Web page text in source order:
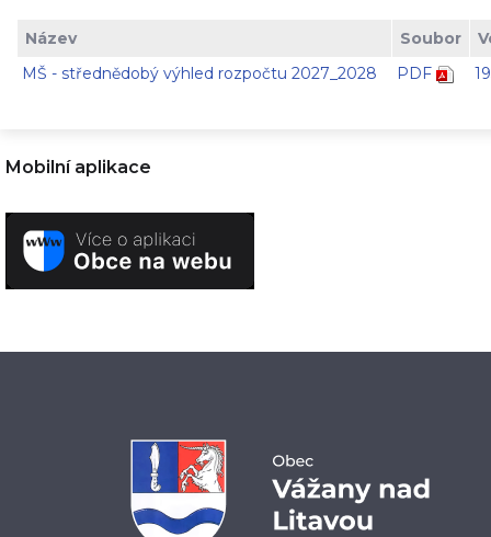
Název Soubor
MŠ - střednědobý výhled rozpočtu 2027_2028
PDF
Mobilní aplikace